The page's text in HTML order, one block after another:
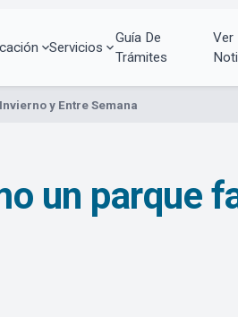
Servicios
Guía De
Trámites
Ver
y Entre Semana
un parque